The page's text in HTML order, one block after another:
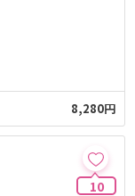
8,280円
10